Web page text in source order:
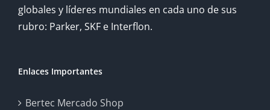
globales y líderes mundiales en cada uno de sus
rubro: Parker, SKF e Interflon.
Enlaces Importantes
Bertec Mercado Shop